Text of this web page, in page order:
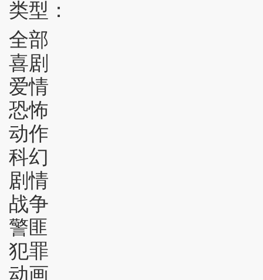
类型：
全部
喜剧
爱情
恐怖
动作
科幻
剧情
战争
警匪
犯罪
动画